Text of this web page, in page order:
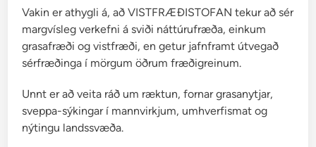
Vakin er athygli á, að VISTFRÆÐISTOFAN tekur að sér
margvísleg verkefni á sviði náttúrufræða, einkum
grasafræði og vistfræði, en getur jafnframt útvegað
sérfræðinga í mörgum öðrum fræðigreinum.
Unnt er að veita ráð um ræktun, fornar grasanytjar,
sveppa-sýkingar í mannvirkjum, umhverfismat og
nýtingu landssvæða.